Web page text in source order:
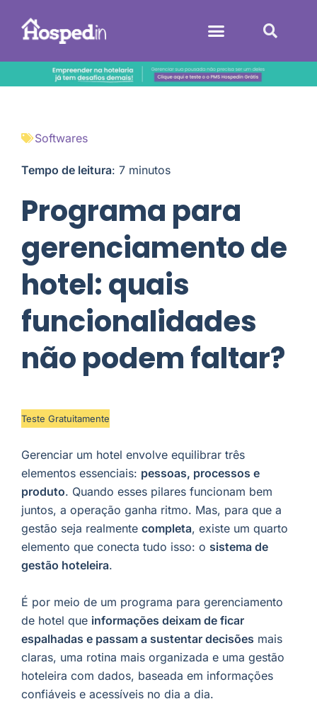
Softwares
Tempo de leitura: 7 minutos
Programa para
gerenciamento de
hotel: quais
funcionalidades
não podem faltar?
Teste Gratuitamente
Gerenciar um hotel envolve equilibrar três
elementos essenciais: pessoas, processos e
produto. Quando esses pilares funcionam bem
juntos, a operação ganha ritmo. Mas, para que a
gestão seja realmente completa, existe um quarto
elemento que conecta tudo isso: o sistema de
gestão hoteleira.
É por meio de um programa para gerenciamento
de hotel que informações deixam de ficar
espalhadas e passam a sustentar decisões mais
claras, uma rotina mais organizada e uma gestão
hoteleira com dados, baseada em informações
confiáveis e acessíveis no dia a dia.